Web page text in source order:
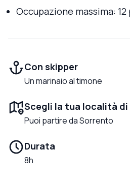
Occupazione massima: 12
Con skipper
Un marinaio al timone
Scegli la tua località
Puoi partire da Sorrento
Durata
8h